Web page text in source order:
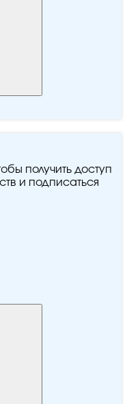
получить доступ
и подписаться